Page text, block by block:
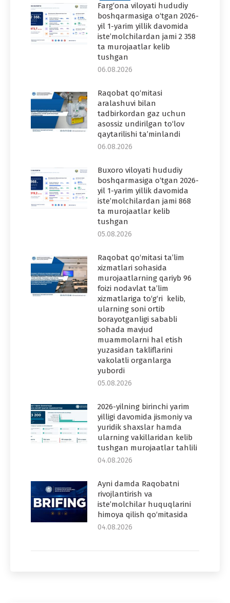
Farg‘ona viloyati hududiy
boshqarmasiga o‘tgan 2026-
yil 1-yarim yillik davomida
iste’molchilardan jami 2 358
ta murojaatlar kelib
tushgan
06.08.2026
Raqobat qo‘mitasi
aralashuvi bilan
tadbirkordan gaz uchun
asossiz undirilgan to‘lov
qaytarilishi ta’minlandi
06.08.2026
Buxoro viloyati hududiy
boshqarmasiga o‘tgan 2026-
yil 1-yarim yillik davomida
iste’molchilardan jami 868
ta murojaatlar kelib
tushgan
05.08.2026
Raqobat qo‘mitasi ta’lim
xizmatlari sohasida
murojaatlarning qariyb 96
foizi nodavlat ta’lim
xizmatlariga to‘g‘ri kelib,
ularning soni ortib
borayotganligi sababli
sohada mavjud
muammolarni hal etish
yuzasidan takliflarini
vakolatli organlarga
yubordi
05.08.2026
2026-yilning birinchi yarim
yilligi davomida jismoniy va
yuridik shaxslar hamda
ularning vakillaridan kelib
tushgan murojaatlar tahlili
04.08.2026
Ayni damda Raqobatni
rivojlantirish va
iste’molchilar huquqlarini
himoya qilish qo‘mitasida
04.08.2026